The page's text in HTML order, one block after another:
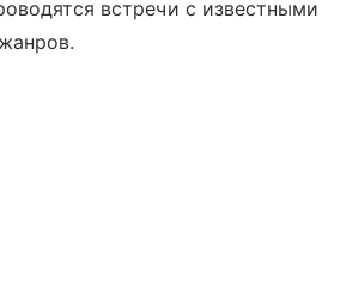
встречи с известными